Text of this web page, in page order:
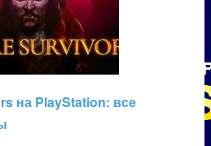
на PlayStation: все